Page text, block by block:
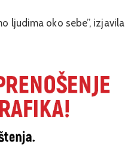
ljudima oko sebe”, izjavila